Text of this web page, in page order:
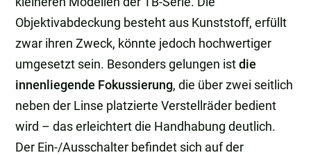
Objektivabdeckung besteht aus Kunststoff, erfüllt
zwar ihren Zweck, könnte jedoch hochwertiger
umgesetzt sein. Besonders gelungen istdie
innenliegende Fokussierung, die über zwei seitlich
neben der Linse platzierte Verstellräder bedient
wird – das erleichtert die Handhabung deutlich.
Der Ein-/Ausschalter befindet sich auf der